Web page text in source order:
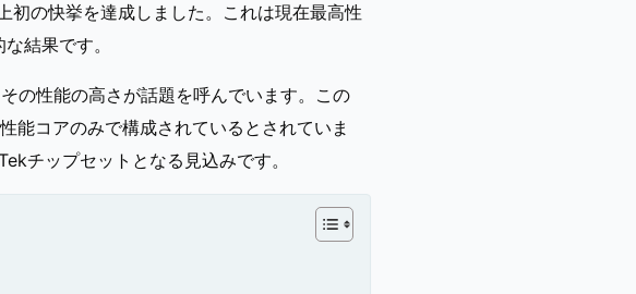
初の快挙を達成しました。これは現在最高性
結果です。
の性能の高さが話題を呼んでいます。この
コアのみで構成されているとされていま
チップセットとなる見込みです。